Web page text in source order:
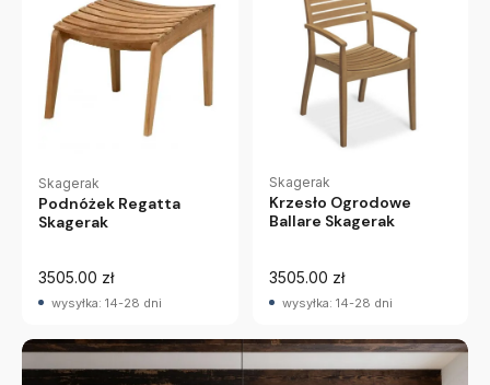
Skagerak
Podnóżek Regatta
Skagerak
3505.00 zł
wysyłka: 14-28 dni
Skagerak
Krzesło Ogrodowe
Ballare Skagerak
3505.00 zł
wysyłka: 14-28 dni